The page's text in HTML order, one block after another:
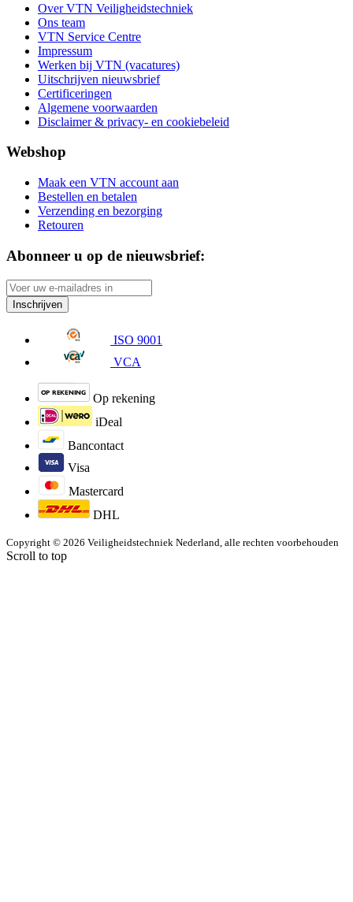
Over VTN Veiligheidstechniek
Ons team
VTN Service Centre
Impressum
Werken bij VTN (vacatures)
Uitschrijven nieuwsbrief
Certificeringen
Algemene voorwaarden
Disclaimer & privacy- en cookiebeleid
Webshop
Maak een VTN account aan
Bestellen en betalen
Verzending en bezorging
Retouren
Abonneer u op de nieuwsbrief:
Inschrijven
ISO 9001
VCA
Op rekening
iDeal
Bancontact
Visa
Mastercard
DHL
Copyright © 2026 Veiligheidstechniek Nederland, alle rechten voorbehouden
Scroll to top